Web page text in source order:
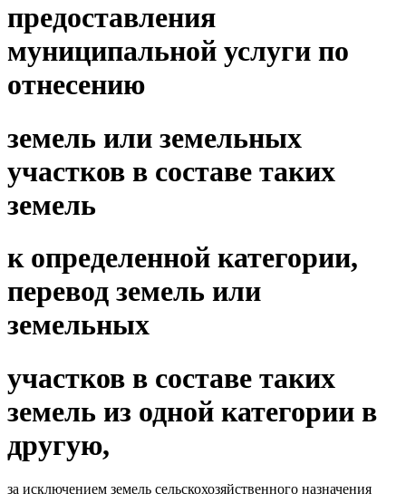
предоставления
муниципальной услуги по
отнесению
земель или земельных
участков в составе таких
земель
к определенной категории,
перевод земель или
земельных
участков в составе таких
земель из одной категории в
другую,
за исключением земель сельскохозяйственного назначения